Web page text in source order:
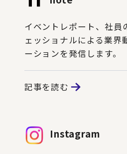
イベントレポート、社員
ェッショナルによる業界
ーションを発信します。
記事を読む
Instagram